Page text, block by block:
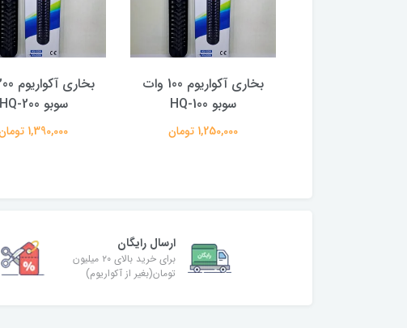
بخاری آکواریوم 100 وات
سوبو HQ-100
1,250,000 تومان
سوبو HQ-200
1,390,000 تومان
ارسال رایگان
برای خرید بالای ۲۰ میلیون
تومان(بغیر از آکواریوم)